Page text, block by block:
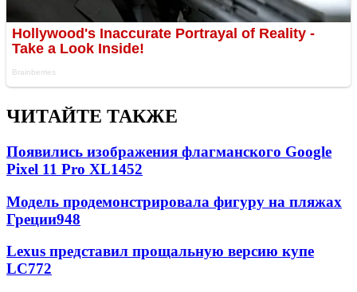
ЧИТАЙТЕ ТАКЖЕ
Появились изображения флагманского Google
Pixel 11 Pro XL1452
Модель продемонстрировала фигуру на пляжах
Греции948
Lexus представил прощальную версию купе
LC772